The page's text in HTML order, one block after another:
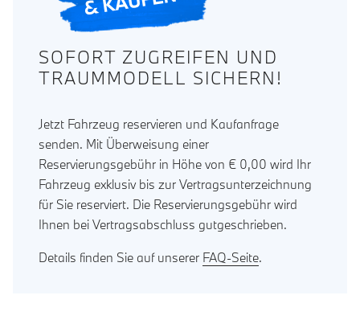
SOFORT ZUGREIFEN UND
TRAUMMODELL SICHERN!
Jetzt Fahrzeug reservieren und Kaufanfrage
senden. Mit Überweisung einer
Reservierungsgebühr in Höhe von € 0,00 wird Ihr
Fahrzeug exklusiv bis zur Vertragsunterzeichnung
für Sie reserviert. Die Reservierungsgebühr wird
Ihnen bei Vertragsabschluss gutgeschrieben.
Details finden Sie auf unserer FAQ-Seite.